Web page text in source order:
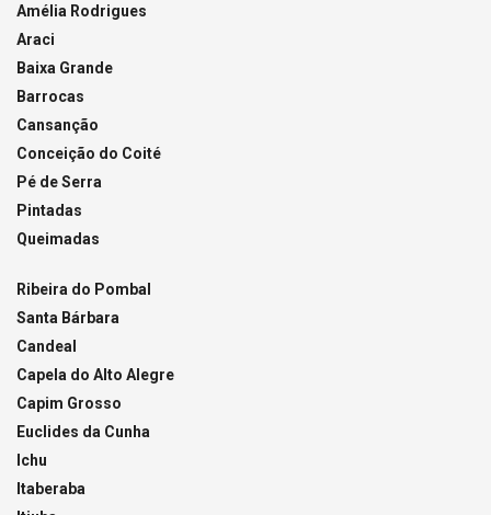
Amélia Rodrigues
Araci
Baixa Grande
Barrocas
Cansanção
Conceição do Coité
Pé de Serra
Pintadas
Queimadas
Ribeira do Pombal
Santa Bárbara
Candeal
Capela do Alto Alegre
Capim Grosso
Euclides da Cunha
Ichu
Itaberaba